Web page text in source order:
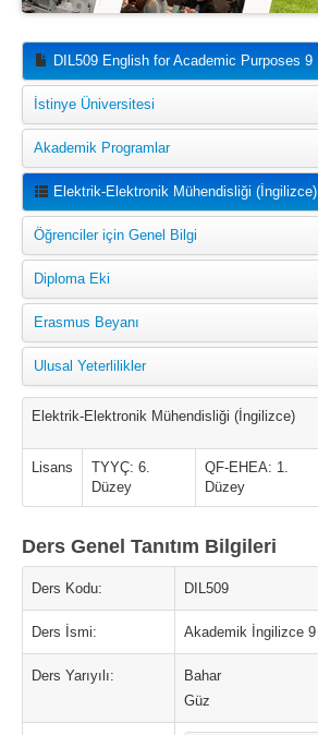
DIL509 English for Academic Purposes 9
İstinye Üniversitesi
Akademik Programlar
Elektrik-Elektronik Mühendisliği (İngilizce)
Öğrenciler için Genel Bilgi
Diploma Eki
Erasmus Beyanı
Ulusal Yeterlilikler
Elektrik-Elektronik Mühendisliği (İngilizce)
Lisans
TYYÇ: 6.
Düzey
QF-EHEA: 1.
Düzey
Ders Genel Tanıtım Bilgileri
Ders Kodu: DIL509
Ders İsmi: Akademik İngilizce 9
Ders Yarıyılı:
Bahar
Güz